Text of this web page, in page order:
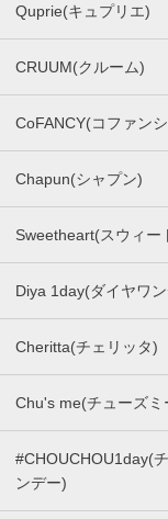
Quprie(キュプリエ)
CRUUM(クルーム)
CoFANCY(コファン
Chapun(シャプン)
Sweetheart(スウィー
Diya 1day(ダイヤワ
Cheritta(チェリッタ)
Chu's me(チューズミ
#CHOUCHOU1day(
ンデー)